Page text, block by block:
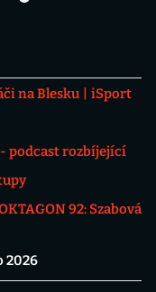
na Blesku
iSport
podcast rozbíjející
92: Szabová
2026